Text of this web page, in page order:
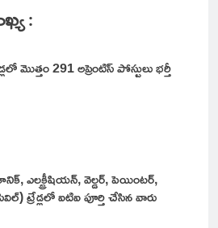
:
మొత్తం 291 అప్రెంటిస్ పోస్టులు భర్తీ
ఎలక్ట్రీషియన్, వెల్డర్, పెయింటర్,
ట్రేడ్లలో ఐటిఐ పూర్తి చేసిన వారు